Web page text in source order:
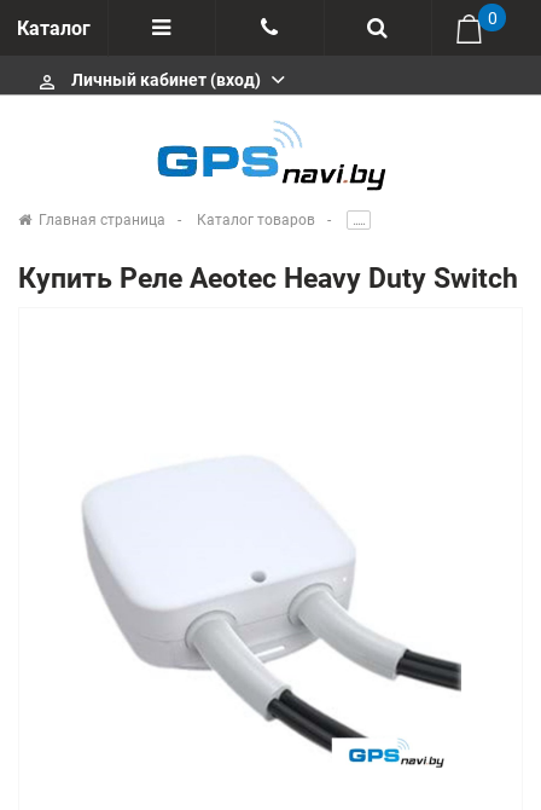
Каталог
Отзывы
+375 291646666
msa333
info@gpsnavi.by
0
perm_identity Личный кабинет (вход)
Главная страница Каталог товаров .....
Купить Реле Aeotec Heavy Duty Switch